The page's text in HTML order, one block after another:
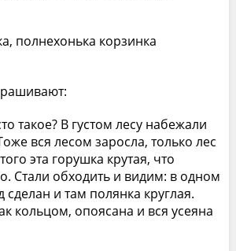
полнехонька корзинка
такое? В густом лесу набежали
вся лесом заросла, только лес
эта горушка крутая, что
Стали обходить и видим: в одном
сделан и там полянка круглая.
кольцом, опоясана и вся усеяна